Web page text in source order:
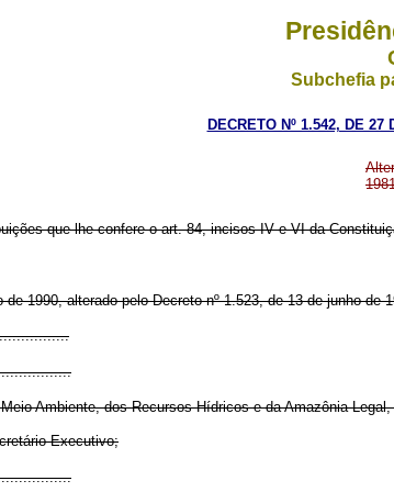
Subchefia
DECRETO Nº 1.542, DE 27
que lhe confere o art. 84, incisos IV e VI da
1990, alterado pelo Decreto nº 1.523, de 13 de junho
Ambiente, dos Recursos Hídricos e da Amazônia
Executivo;